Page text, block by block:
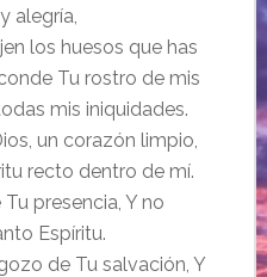
alegría,
los huesos que has
Tu rostro de mis
mis iniquidades.
un corazón limpio,
recto dentro de mí.
presencia, Y no
Espíritu.
de Tu salvación, Y